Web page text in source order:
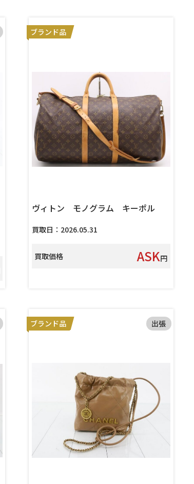
ブランド品
ヴィトン モノグラム キーポル
買取日：2026.05.31
買取価格 ASK円
ブランド品 出張